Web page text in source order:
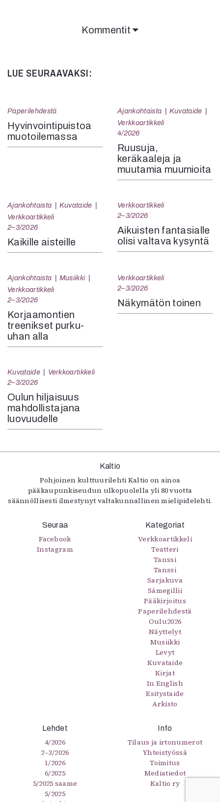
Kommentit
LUE SEURAAVAKSI:
Paperilehdestä
Hyvinvointipuistoa
muotoilemassa
Ajankohtaista
Kuvataide
Verkkoartikkeli
4/2026
Ruusuja,
keräkaaleja ja
muutamia muumioita
Ajankohtaista
Kuvataide
Verkkoartikkeli
2–3/2026
Kaikille aisteille
Verkkoartikkeli
2–3/2026
Aikuisten fantasialle
olisi valtava kysyntä
Ajankohtaista
Musiikki
Verkkoartikkeli
2–3/2026
Korjaamontien
treenikset purku-
uhan alla
Verkkoartikkeli
2–3/2026
Näkymätön toinen
Kuvataide
Verkkoartikkeli
2–3/2026
Oulun hiljaisuus
mahdollistajana
luovuudelle
Kaltio
Pohjoinen kulttuurilehti Kaltio on ainoa
pääkaupunkiseudun ulkopuolella yli 80 vuotta
säännöllisesti ilmestynyt valtakunnallinen mielipidelehti.
Seuraa
Facebook
Instagram
Kategoriat
Verkkoartikkeli
Teatteri
Tanssi
Tanssi
Sarjakuva
Sámegillii
Pääkirjoitus
Paperilehdestä
Oulu2026
Näyttelyt
Musiikki
Levyt
Kuvataide
Kirjat
In English
Esitystaide
Arkisto
Lehdet
4/2026
2–3/2026
1/2026
6/2025
5/2025 saame
5/2025
Info
Tilaus ja irtonumerot
Yhteistyössä
Toimitus
Mediatiedot
Kaltio ry